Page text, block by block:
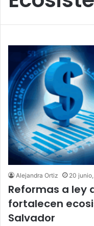
Alejandra Ortiz 20
Reformas a ley
fortalecen
Salvador